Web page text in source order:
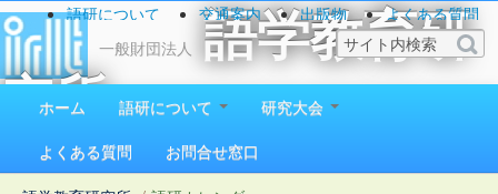
一般財団法人
語学教育研
究所
1923（大正12）年創立
語研について 交通案内 出版物
よくある質問
お問い合わせ
ホーム 語研について
研究大会
よくある質問
お問合せ窓口